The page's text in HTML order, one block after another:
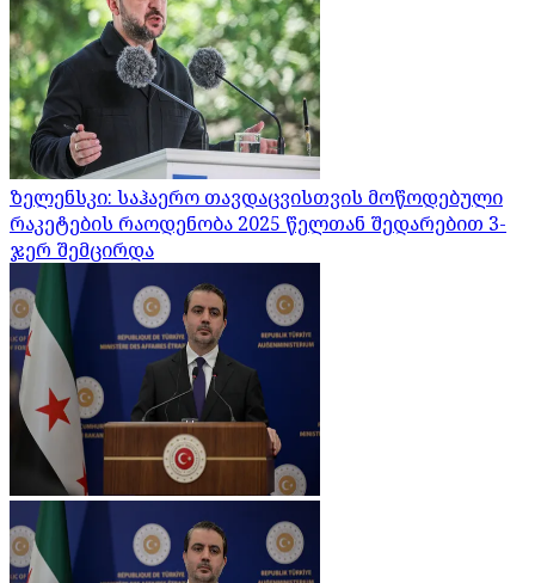
ზელენსკი: საჰაერო თავდაცვისთვის მოწოდებული
რაკეტების რაოდენობა 2025 წელთან შედარებით 3-
ჯერ შემცირდა